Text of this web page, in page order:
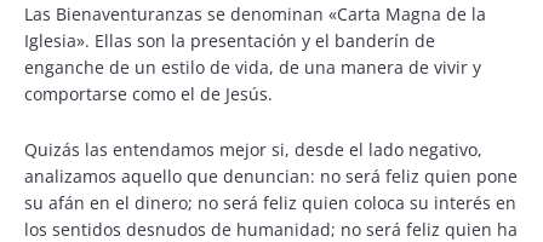
Las Bienaventuranzas se denominan «Carta Magna de la
Iglesia». Ellas son la presentación y el banderín de
enganche de un estilo de vida, de una manera de vivir y
comportarse como el de Jesús.
Quizás las entendamos mejor si, desde el lado negativo,
analizamos aquello que denuncian: no será feliz quien pone
su afán en el dinero; no será feliz quien coloca su interés en
los sentidos desnudos de humanidad; no será feliz quien ha